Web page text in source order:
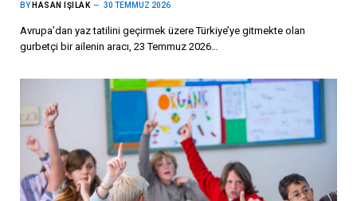
BY HASAN IŞILAK 30 TEMMUZ 2026
Avrupa’dan yaz tatilini geçirmek üzere Türkiye’ye gitmekte olan
gurbetçi bir ailenin aracı, 23 Temmuz 2026…